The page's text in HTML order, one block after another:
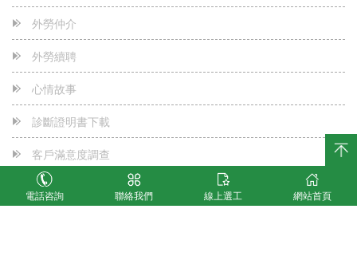
為何本公司可以免費專案申辦外勞看護?
外勞仲介
外勞續聘
心情故事
診斷證明書下載
客戶滿意度調查
最新消息
電話咨詢 聯絡我們 線上選工 網站首頁